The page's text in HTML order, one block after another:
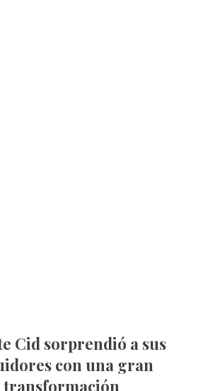
con una gran
transformación